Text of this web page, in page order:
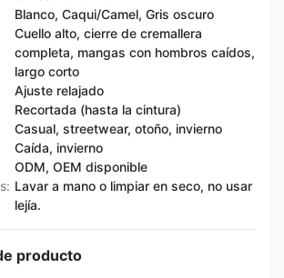
Blanco, Caqui/Camel, Gris oscuro
Cuello alto, cierre de cremallera
completa, mangas con hombros caídos,
largo corto
Ajuste relajado
Recortada (hasta la cintura)
Casual, streetwear, otoño, invierno
Caída, invierno
ODM, OEM disponible
Lavar a mano o limpiar en seco, no usar
lejía.
producto